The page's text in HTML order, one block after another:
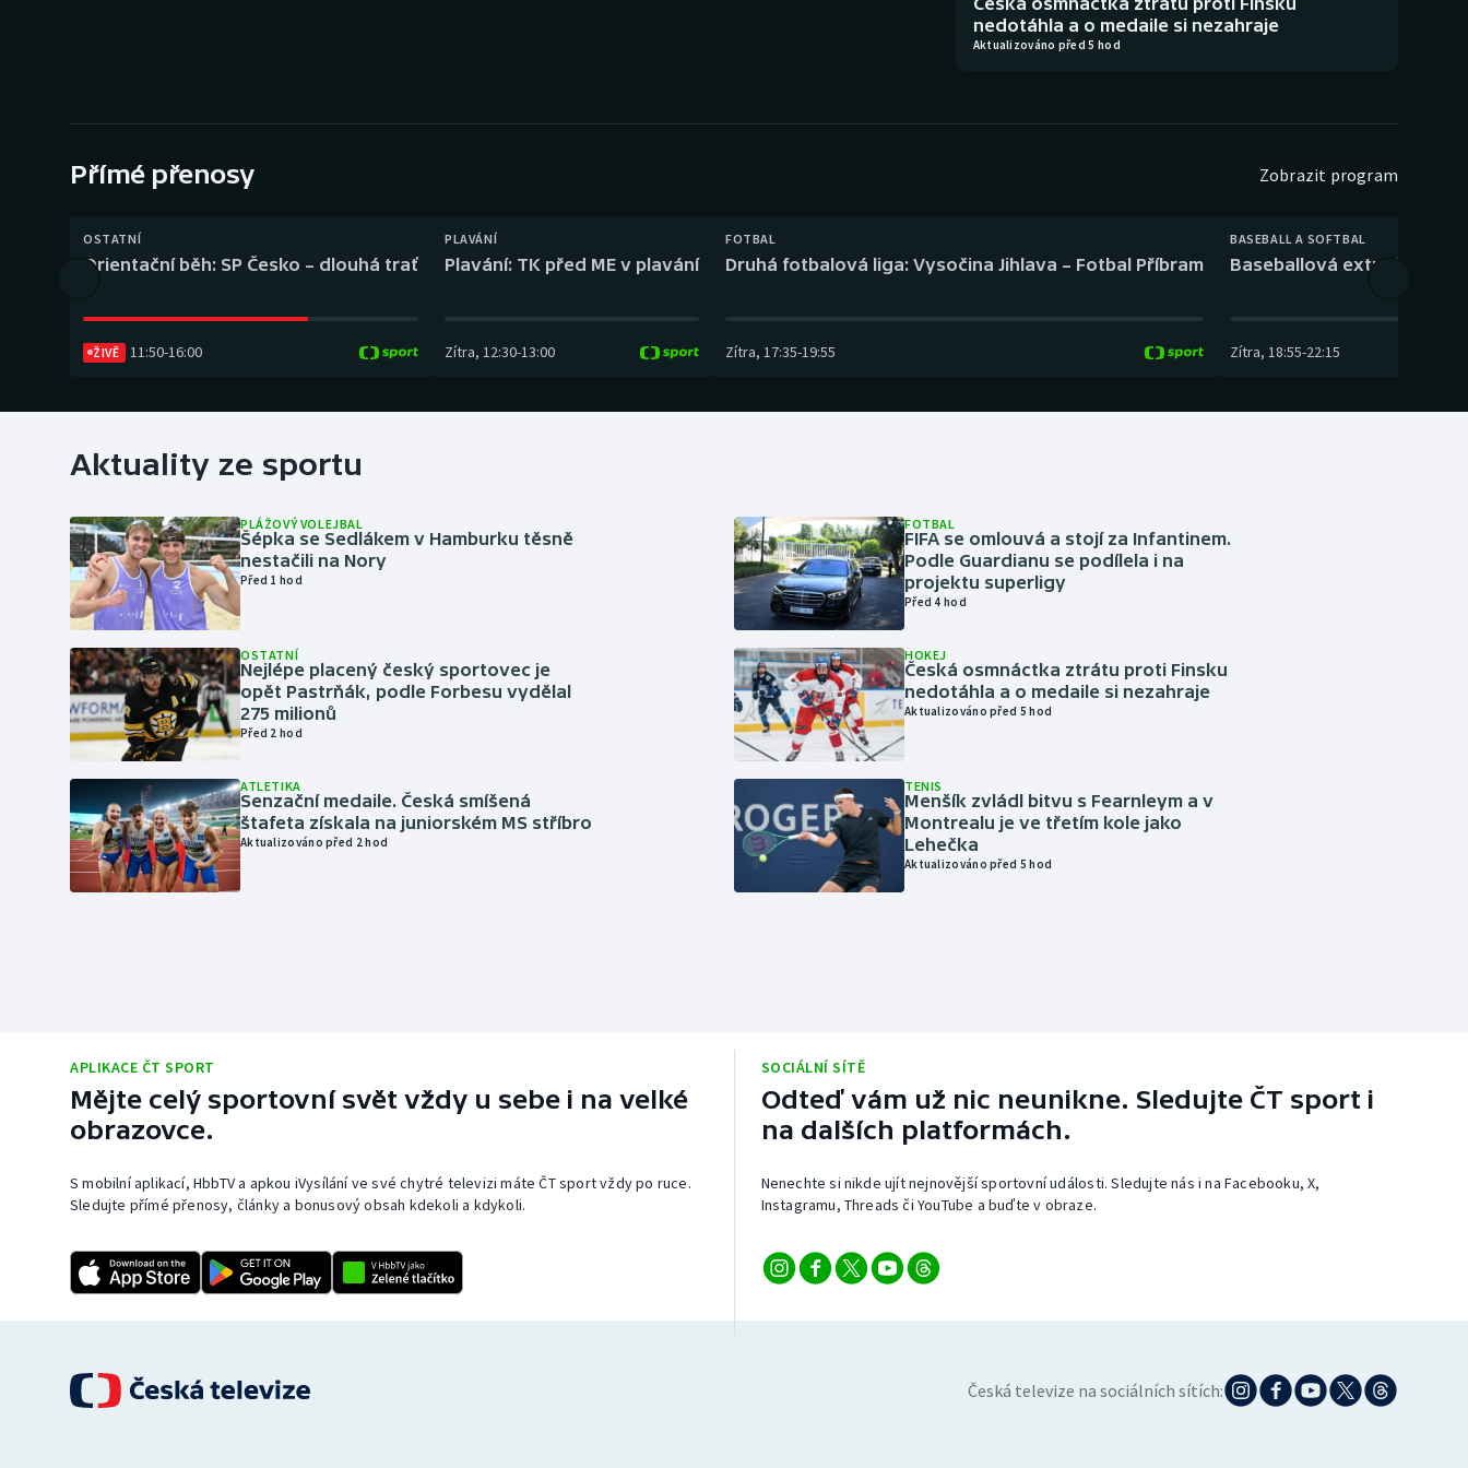
Gymnastika Plážový volejbal
nedotáhla a o medaile si nezahraje
Aktualizováno před 5 hod
Přímé přenosy Zobrazit program
OSTATNÍ
Orientační běh: SP Česko – dlouhá trať
ŽIVĚ 11:50-16:00
PLAVÁNÍ
Plavání: TK před ME v plavání
Zítra, 12:30-13:00
FOTBAL
Druhá fotbalová liga: Vysočina Jihlava – Fotbal Příbram
Zítra, 17:35-19:55
BASEBALL A SOFTBAL
Baseballová extraliga:
Zítra, 18:55-22:15
Aktuality ze sportu
PLÁŽOVÝ VOLEJBAL
Šépka se Sedlákem v Hamburku těsně
nestačili na Nory
Před 1 hod
OSTATNÍ
Nejlépe placený český sportovec je
opět Pastrňák, podle Forbesu vydělal
275 milionů
Před 2 hod
ATLETIKA
Senzační medaile. Česká smíšená
štafeta získala na juniorském MS stříbro
Aktualizováno před 2 hod
FOTBAL
FIFA se omlouvá a stojí za Infantinem.
Podle Guardianu se podílela i na
projektu superligy
Před 4 hod
HOKEJ
Česká osmnáctka ztrátu proti Finsku
nedotáhla a o medaile si nezahraje
Aktualizováno před 5 hod
TENIS
Menšík zvládl bitvu s Fearnleym a v
Montrealu je ve třetím kole jako
Lehečka
Aktualizováno před 5 hod
APLIKACE ČT SPORT
Mějte celý sportovní svět vždy u sebe i na velké
obrazovce.
S mobilní aplikací, HbbTV a apkou iVysílání ve své chytré televizi máte ČT sport vždy po ruce.
Sledujte přímé přenosy, články a bonusový obsah kdekoli a kdykoli.
SOCIÁLNÍ SÍTĚ
Odteď vám už nic neunikne. Sledujte ČT sport i
na dalších platformách.
Nenechte si nikde ujít nejnovější sportovní události. Sledujte nás i na Facebooku, X,
Instagramu, Threads či YouTube a buďte v obraze.
Česká televize na sociálních sítích: